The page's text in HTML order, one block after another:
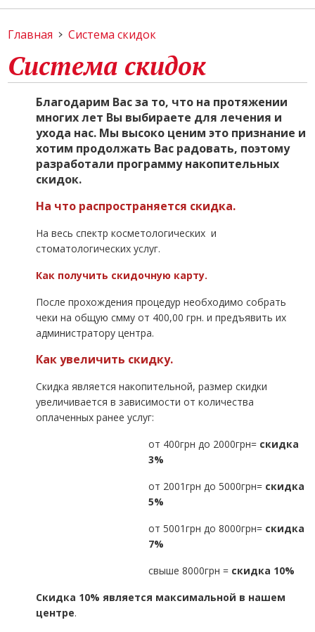
Главная Система скидок
Система скидок
Благодарим Вас за то, что на протяжении
многих лет Вы выбираете для лечения и
ухода нас. Мы высоко ценим это признание и
хотим продолжать Вас радовать, поэтому
разработали программу накопительных
скидок.
На что распространяется скидка.
На весь спектр косметологических и
стоматологических услуг.
Как получить скидочную карту.
После прохождения процедур необходимо собрать
чеки на общую смму от 400,00 грн. и предъявить их
администратору центра.
Как увеличить скидку.
Скидка является накопительной, размер скидки
увеличивается в зависимости от количества
оплаченных ранее услуг:
от 400грн до 2000грн= скидка
3%
от 2001грн до 5000грн= скидка
5%
от 5001грн до 8000грн= скидка
7%
свыше 8000грн = скидка 10%
Скидка 10% является максимальной в нашем
центре.